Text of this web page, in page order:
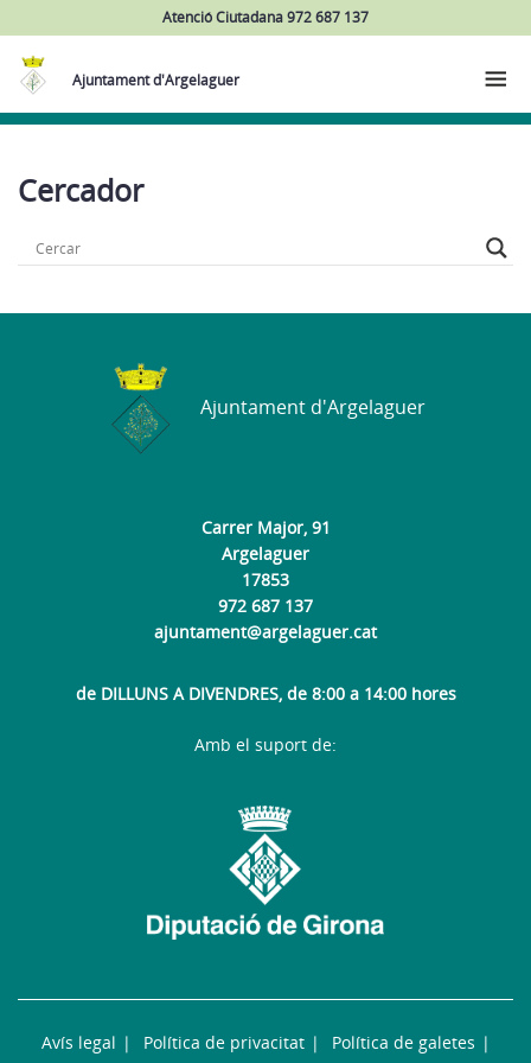
Atenció Ciutadana 972 687 137
Ajuntament d'Argelaguer
Cercador
Carrer Major, 91
Argelaguer
17853
972 687 137
ajuntament@argelaguer.cat
de DILLUNS A DIVENDRES, de 8:00 a 14:00 hores
Ajuntament d'Argelaguer
Avís legal Política de privacitat Política de galetes
Amb el suport de: